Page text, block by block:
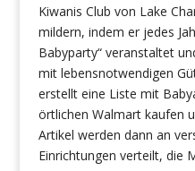
Kiwanis Club von Lake
mildern, indem er jedes
Babyparty“ veranstaltet
mit lebensnotwendigen
erstellt eine Liste mit
örtlichen Walmart kaufen
Artikel werden dann an
Einrichtungen verteilt, die